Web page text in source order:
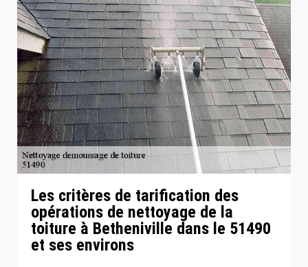
Les critères de tarification des
opérations de nettoyage de la
toiture à Betheniville dans le 51490
et ses environs